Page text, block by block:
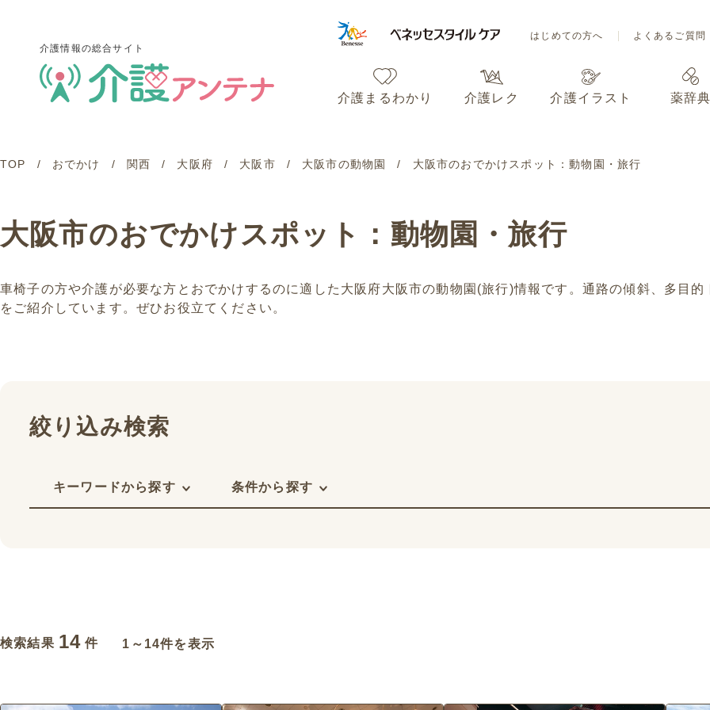
介護情報の総合サイト
はじめての方へ よくあるご質問
介護まるわかり 介護レク 介護イラスト 薬辞
介護情報の総合サイト
介護まるわかり 介護レク
TOP おでかけ 関西 大阪府 大阪市 大阪市の動物園 大阪市のおでかけスポット：動物園・旅行
大阪市のおでかけスポット：動物園・旅行
車椅子の方や介護が必要な方とおでかけするのに適した大阪府大阪市の動物園(旅行)情報です。通路の傾斜、多目
をご紹介しています。ぜひお役立てください。
絞り込み検索
キーワードから探す 条件から探す
検索結果 14 件 1～14件を表示